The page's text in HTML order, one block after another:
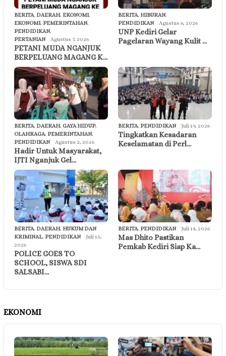
BERITA, DAERAH, EKONOMI,
EKONOMI, PEMERINTAHAN,
PENDIDIKAN,
PERTANIAN
Agustus 7, 2026
PETANI MUDA NGANJUK
BERPELUANG MAGANG K…
BERITA, HIBURAN,
PENDIDIKAN
Agustus 6, 2026
UNP Kediri Gelar
Pagelaran Wayang Kulit …
BERITA, DAERAH, GAYA HIDUP,
OLAHRAGA, PEMERINTAHAN,
PENDIDIKAN
Agustus 2, 2026
Hadir Untuk Masyarakat,
IJTI Nganjuk Gel…
BERITA, PENDIDIKAN Juli 19, 2026
Tingkatkan Kesadaran
Keselamatan di Perl…
BERITA, DAERAH, HUKUM DAN
KRIMINAL, PENDIDIKAN
Juli 15,
2026
POLICE GOES TO
SCHOOL, SISWA SDI
SALSABI…
BERITA, PENDIDIKAN Juli 14, 2026
Mas Dhito Pastikan
Pemkab Kediri Siap Ka…
EKONOMI